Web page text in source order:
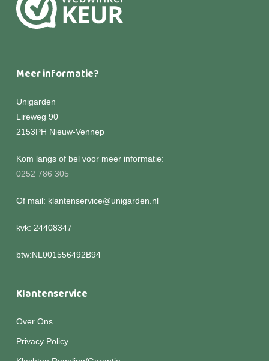
Meer informatie?
Unigarden
Lireweg 90
2153PH Nieuw-Vennep
Kom langs of bel voor meer informatie:
0252 786 305
Of mail: klantenservice@unigarden.nl
kvk: 24408347
btw:NL001556492B94
Klantenservice
Over Ons
Privacy Policy